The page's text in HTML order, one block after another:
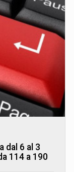
dal 6 al 3
114 a 190